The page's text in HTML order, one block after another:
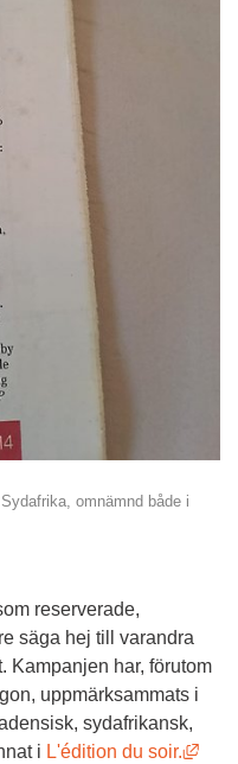
omnämnd både i
reserverade,
säga hej till varandra
Kampanjen har, förutom
uppmärksammats i
annan webbplats,
sydafrikansk,
i L'édition du soir.